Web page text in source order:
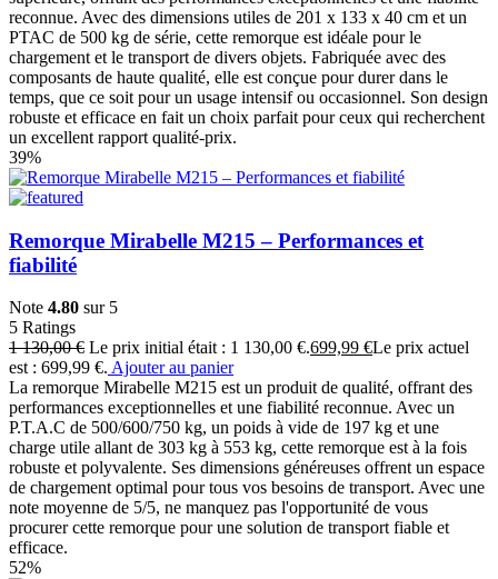
reconnue. Avec des dimensions utiles de 201 x 133 x 40 cm et un
PTAC de 500 kg de série, cette remorque est idéale pour le
chargement et le transport de divers objets. Fabriquée avec des
composants de haute qualité, elle est conçue pour durer dans le
temps, que ce soit pour un usage intensif ou occasionnel. Son design
robuste et efficace en fait un choix parfait pour ceux qui recherchent
un excellent rapport qualité-prix.
39%
Remorque Mirabelle M215 – Performances et
fiabilité
Note 4.80 sur 5
5 Ratings
1 130,00€ Le prix initial était : 1 130,00 €.699,99 €Le prix actuel
est : 699,99 €. Ajouter au panier
La remorque Mirabelle M215 est un produit de qualité, offrant des
performances exceptionnelles et une fiabilité reconnue. Avec un
P.T.A.C de 500/600/750 kg, un poids à vide de 197 kg et une
charge utile allant de 303 kg à 553 kg, cette remorque est à la fois
robuste et polyvalente. Ses dimensions généreuses offrent un espace
de chargement optimal pour tous vos besoins de transport. Avec une
note moyenne de 5/5, ne manquez pas l'opportunité de vous
procurer cette remorque pour une solution de transport fiable et
efficace.
52%